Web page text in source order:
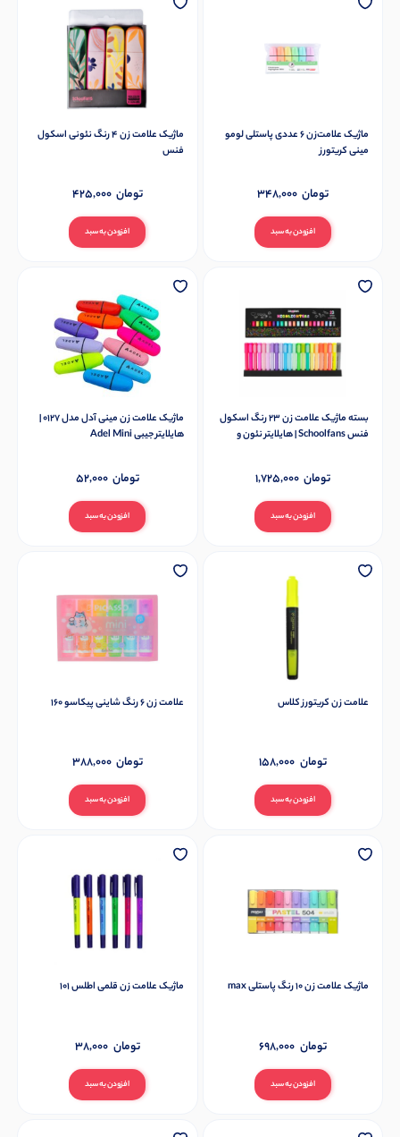
ماژیک علامت‌زن ۶ عددی پاستلی لومو
مینی کریتورز
افزودن به سبد
348,000 تومان
ماژیک علامت زن 4 رنگ نئونی اسکول
فنس
افزودن به سبد
425,000 تومان
بسته ماژیک علامت زن 23 رنگ اسکول
فنس Schoolfans | هایلایتر نئون و
افزودن به سبد
1,725,000 تومان
ماژیک علامت زن مینی آدل مدل 0127 |
هایلایتر جیبی Adel Mini
افزودن به سبد
52,000 تومان
علامت زن کریتورز کلاس
افزودن به سبد
158,000 تومان
علامت زن 6 رنگ شاینی پیکاسو 160
افزودن به سبد
388,000 تومان
ماژیک علامت زن 10 رنگ پاستلی max
افزودن به سبد
698,000 تومان
ماژیک علامت زن قلمی اطلس 101
افزودن به سبد
38,000 تومان